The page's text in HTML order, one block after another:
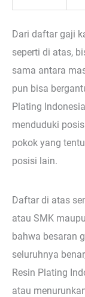
Dari daftar gaji
seperti di atas,
sama antara
pun bisa
Plating
menduduki
pokok yang
posisi lain.
Daftar di atas
atau SMK
bahwa besaran
seluruhnya
Resin Plating
atau